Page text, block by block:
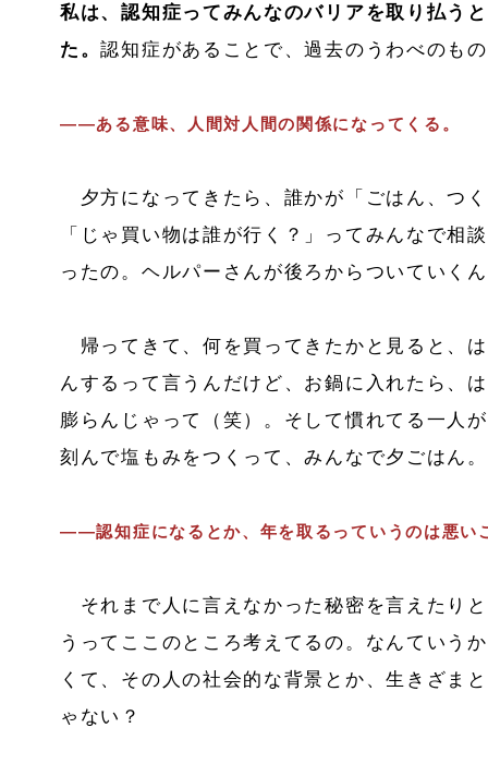
私は、認知症ってみんなのバリアを取り払う
た。認知症があることで、過去のうわべのも
――ある意味、人間対人間の関係になってくる。
夕方になってきたら、誰かが「ごはん、つ
「じゃ買い物は誰が行く？」ってみんなで相
ったの。ヘルパーさんが後ろからついていく
帰ってきて、何を買ってきたかと見ると、
んするって言うんだけど、お鍋に入れたら、
膨らんじゃって（笑）。そして慣れてる一人
刻んで塩もみをつくって、みんなで夕ごはん。
――認知症になるとか、年を取るっていうのは悪い
それまで人に言えなかった秘密を言えたり
うってここのところ考えてるの。なんていう
くて、その人の社会的な背景とか、生きざま
ゃない？